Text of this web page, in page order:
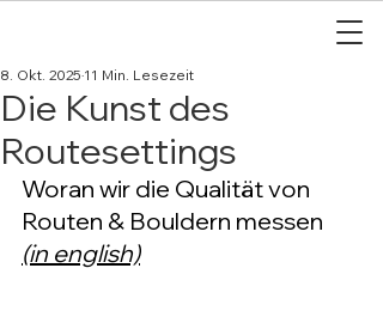
Die Kunst des
Routesettings
8. Okt. 2025 11 Min. Lesezeit
Woran wir die Qualität von
Routen & Bouldern messen
(in english)